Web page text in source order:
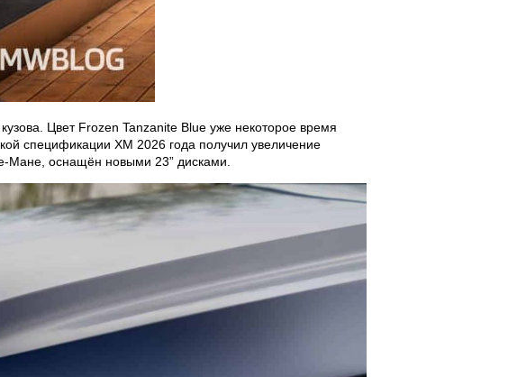
Цвет Frozen Tanzanite Blue уже некоторое время
спецификации XM 2026 года получил увеличение
Мане, оснащён новыми 23” дисками.